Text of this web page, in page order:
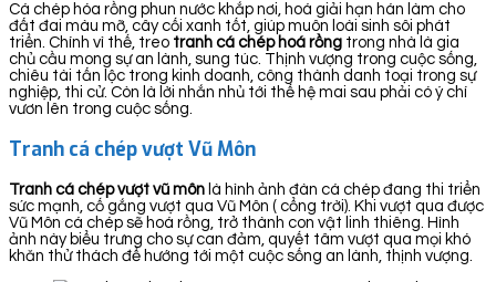
Cá chép hóa rồng phun nước khắp nơi, hoá giải hạn hán làm cho
đất đai màu mỡ, cây cối xanh tốt, giúp muôn loài sinh sôi phát
triển. Chính vì thế, treo tranh cá chép hoá rồng trong nhà là gia
chủ cầu mong sự an lành, sung túc. Thịnh vượng trong cuộc sống,
chiêu tài tấn lộc trong kinh doanh, công thành danh toại trong sự
nghiệp, thi cử. Còn là lời nhắn nhủ tới thế hệ mai sau phải có ý chí
vươn lên trong cuộc sống.
Tranh cá chép vượt Vũ Môn
Tranh cá chép vượt vũ môn là hình ảnh đàn cá chép đang thi triển
sức mạnh, cố gắng vượt qua Vũ Môn ( cổng trời). Khi vượt qua được
Vũ Môn cá chép sẽ hoá rồng, trở thành con vật linh thiêng. Hình
ảnh này biểu trưng cho sự can đảm, quyết tâm vượt qua mọi khó
khăn thử thách để hướng tới một cuộc sống an lành, thịnh vượng.